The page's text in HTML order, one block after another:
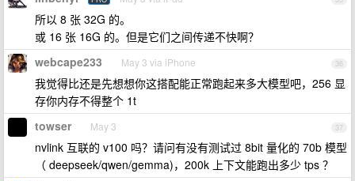
所以 8 张 32G 的。
或 16 张 16G 的。但是它们之间传递不快啊？
36
webcape233 May 3 via iPhone
我觉得比还是先想想你这搭配能正常跑起来多大模型吧，256 显
存你内存不得整个 1t
37
towser May 3
nvlink 互联的 v100 吗？请问有没有测试过 8bit 量化的 70b 模型
（ deepseek/qwen/gemma)，200k 上下文能跑出多少 tps ？